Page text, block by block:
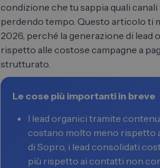
condizione che tu sappia quali
perdendo tempo. Questo articolo ti
2026, perché la generazione di
rispetto alle costose campagne a
strutturato.
Le cose più importanti in breve
I lead organici tramite
costano molto meno rispetto
di Sopro, i lead consolidati
più rispetto ai contatti non